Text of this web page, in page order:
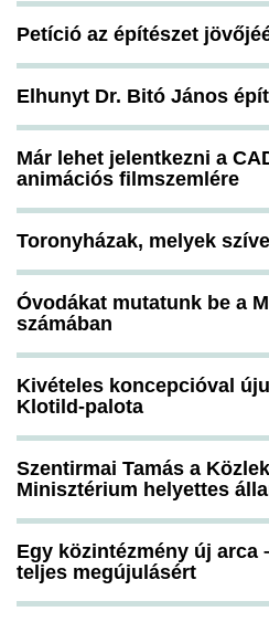
Petíció az építészet
Elhunyt Dr. Bitó János
Már lehet jelentkezni a
animációs filmszemlére
Toronyházak, melyek
Óvodákat mutatunk be a
számában
Kivételes koncepcióval
Klotild-palota
Szentirmai Tamás a
Minisztérium helyettes
Egy közintézmény új arca
teljes megújulásért